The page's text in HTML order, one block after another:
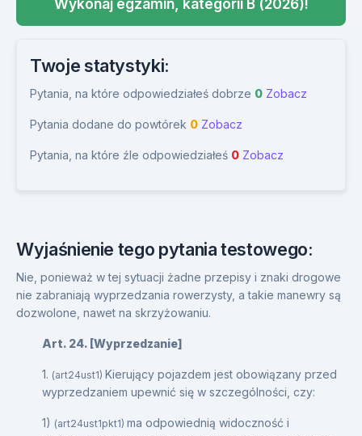
Wykonaj egzamin, kategorii B (2026)!
Twoje statystyki:
Pytania, na które odpowiedziałeś dobrze 0 Zobacz
Pytania dodane do powtórek 0 Zobacz
Pytania, na które źle odpowiedziałeś 0 Zobacz
Wyjaśnienie tego pytania testowego:
Nie, ponieważ w tej sytuacji żadne przepisy i znaki drogowe
nie zabraniają wyprzedzania rowerzysty, a takie manewry są
dozwolone, nawet na skrzyżowaniu.
Art. 24. [Wyprzedzanie]
1. (art24ust1) Kierujący pojazdem jest obowiązany przed
wyprzedzaniem upewnić się w szczególności, czy:
1) (art24ust1pkt1) ma odpowiednią widoczność i